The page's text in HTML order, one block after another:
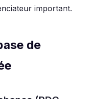
important.
de